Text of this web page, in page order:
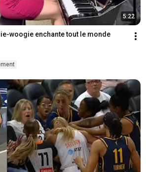
5:22
woogie enchante tout le monde